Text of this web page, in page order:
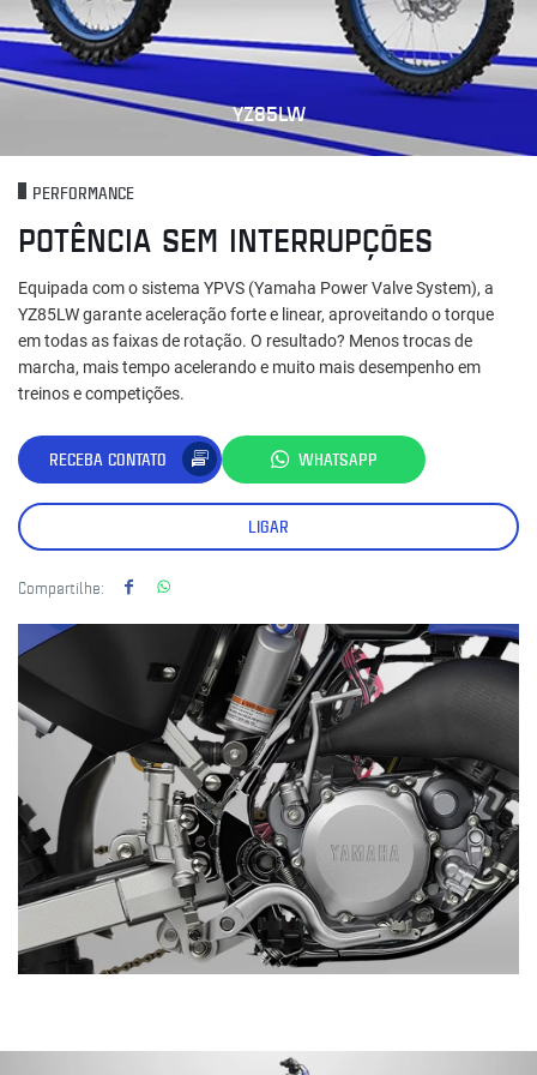
YZ85LW
PERFORMANCE
POTÊNCIA SEM INTERRUPÇÕES
Equipada com o sistema YPVS (Yamaha Power Valve System), a
YZ85LW garante aceleração forte e linear, aproveitando o torque
em todas as faixas de rotação. O resultado? Menos trocas de
marcha, mais tempo acelerando e muito mais desempenho em
treinos e competições.
RECEBA CONTATO WHATSAPP
LIGAR
Compartilhe: